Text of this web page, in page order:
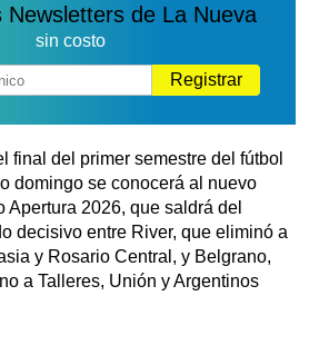
Newsletters de La Nueva
sin costo
Registrar
final del primer semestre del fútbol
domingo se conocerá al nuevo
Apertura 2026, que saldrá del
decisivo entre River, que eliminó a
y Rosario Central, y Belgrano,
a Talleres, Unión y Argentinos